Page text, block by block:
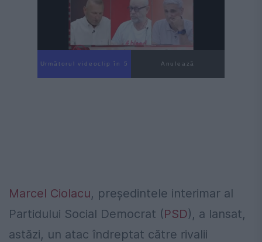
Următorul videoclip în 4 Anulează
Marcel Ciolacu, președintele interimar al
Partidului Social Democrat (PSD), a lansat,
astăzi, un atac îndreptat către rivalii